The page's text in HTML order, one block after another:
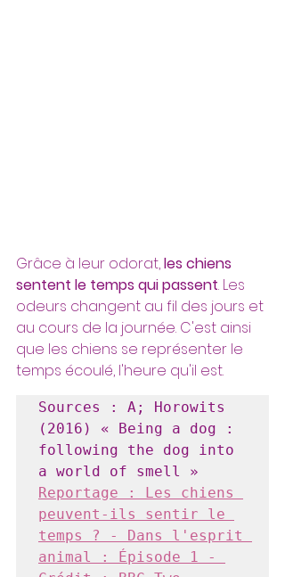
Grâce à leur odorat, les chiens
sentent le temps qui passent. Les
odeurs changent au fil des jours et
au cours de la journée. C'est ainsi
que les chiens se représenter le
temps écoulé, l'heure qu'il est.
Sources : A; Horowits
(2016) « Being a dog :
following the dog into
a world of smell »
Reportage : Les chiens
peuvent-ils sentir le
temps ? - Dans l'esprit
animal : Épisode 1 -